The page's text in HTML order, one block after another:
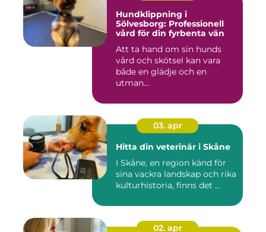
Hundklippning i
Sölvesborg: Professionell
vård för din fyrbenta vän
Att ta hand om sin hunds
vård och skötsel kan vara
både en glädje och en
utman...
03. apr
Hitta din veterinär i Skåne
I Skåne, en region känd för
sina vackra landskap och rika
kulturhistoria, finns det ...
02. apr